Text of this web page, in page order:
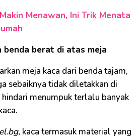
Menawan, Ini Trik Menata
benda berat di atas meja
meja kaca dari benda tajam,
sebaiknya tidak diletakkan di
menumpuk terlalu banyak
kaca termasuk material yang